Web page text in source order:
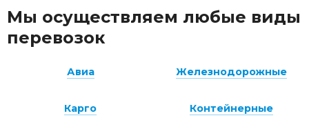
Мы осуществляем любые виды
перевозок
Авиа Железнодорожные
Карго Контейнерные